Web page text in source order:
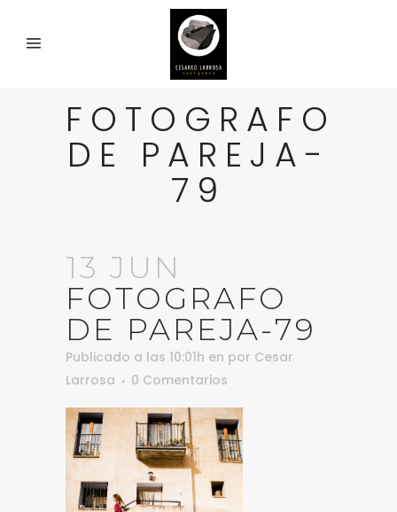
FOTOGRAFO
DE PAREJA-
79
13 JUN
FOTOGRAFO
DE PAREJA-79
Publicado a las 10:01h en por Cesar
Larrosa
0 Comentarios